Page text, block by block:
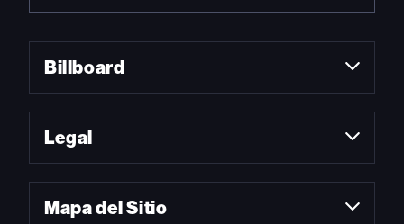
Billboard
Legal
Mapa del Sitio